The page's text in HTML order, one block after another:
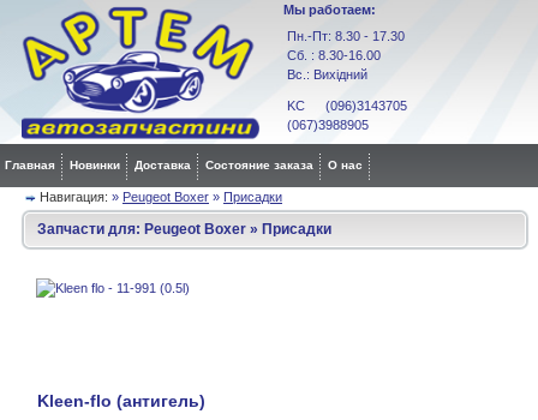
Мы работаем:
Пн.-Пт: 8.30 - 17.30
Сб. : 8.30-16.00
Вс.: Вихідний
KC (096)3143705
(067)3988905
Главная Новинки Доставка Состояние заказа О нас
Навигация: » Peugeot Boxer » Присадки
Запчасти для: Peugeot Boxer » Присадки
Kleen-flo (антигель)